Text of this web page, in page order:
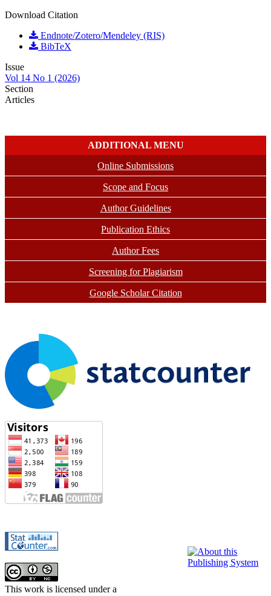
Download Citation
Endnote/Zotero/Mendeley (RIS)
BibTeX
Issue
Vol 14 No 1 (2026)
Section
Articles
ADDITIONAL MENU
Online Submissions
Scope and Focus
Author Guidelines
Publication Ethics
Author Fees
Screening for Plagiarism
Google Scholar Citation
This work is licensed under a